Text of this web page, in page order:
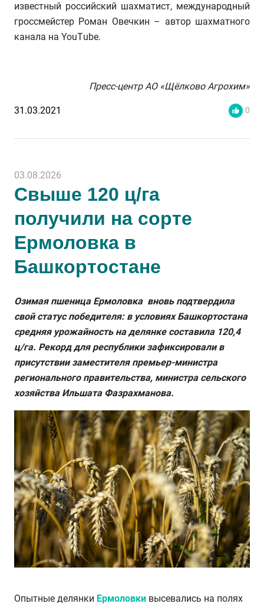
известный российский шахматист, международный
гроссмейстер Роман Овечкин – автор шахматного
канала на YouТube.
Пресс-центр АО «Щёлково Агрохим»
31.03.2021 0
03.08.2026
Свыше 120 ц/га
получили на сорте
Ермоловка в
Башкортостане
Озимая пшеница Ермоловка вновь подтвердила
свой статус победителя: в условиях Башкортостана
средняя урожайность на делянке составила 120,4
ц/га. Рекорд для республики зафиксировали в
присутствии заместителя премьер-министра
регионального правительства, министра сельского
хозяйства Ильшата Фазрахманова.
Опытные делянки Ермоловки высевались на полях